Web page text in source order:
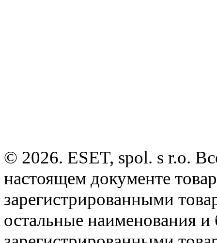
© 2026. ESET, spol. s r.o.
настоящем документе
зарегистрированными
остальные наименования